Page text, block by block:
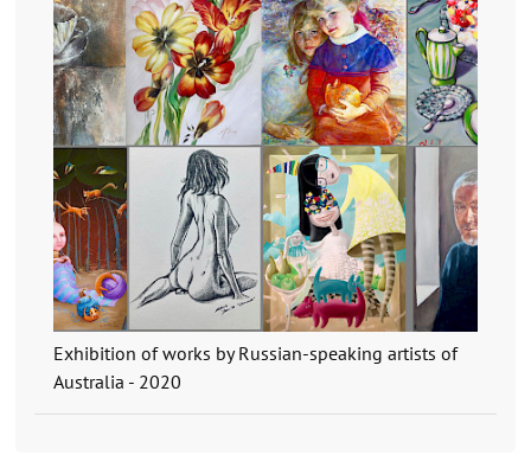
Exhibition of works by Russian-speaking artists of
Australia - 2020